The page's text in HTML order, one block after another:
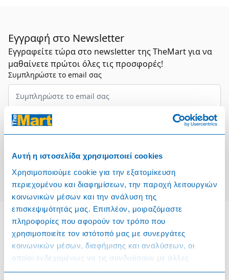
Αυτή η ιστοσελίδα χρησιμοποιεί cookies
Χρησιμοποιούμε cookie για την εξατομίκευση
περιεχομένου και διαφημίσεων, την παροχή λειτουργιών
κοινωνικών μέσων και την ανάλυση της
επισκεψιμότητάς μας. Επιπλέον, μοιραζόμαστε
πληροφορίες που αφορούν τον τρόπο που
χρησιμοποιείτε τον ιστότοπό μας με συνεργάτες
κοινωνικών μέσων, διαφήμισης και αναλύσεων, οι
οποίοι ενδεχομένως να τις συνδυάσουν με άλλες
πληροφορίες που τους έχετε παραχωρήσει ή τις οποίες
Εγγραφή στο Newsletter
Εγγραφείτε τώρα στο newsletter της TheMart για να
μαθαίνετε πρώτοι όλες τις προσφορές!
Συμπληρώστε το email σας
Επιλέξτε τον τομέα σας
Πληροφορίες
Όροι & Προϋποθέσεις